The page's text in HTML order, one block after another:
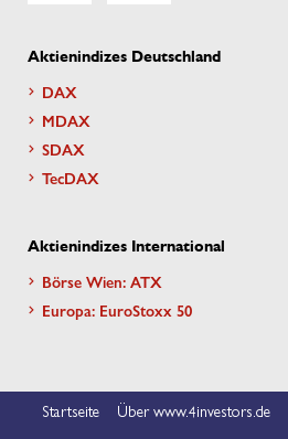
Aktienindizes Deutschland
DAX
MDAX
SDAX
TecDAX
Aktienindizes International
Börse Wien: ATX
Europa: EuroStoxx 50
Startseite Über www.4investors.de